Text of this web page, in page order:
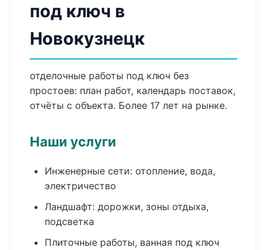
под ключ в
Новокузнецк
отделочные работы под ключ без
простоев: план работ, календарь поставок,
отчёты с объекта. Более 17 лет на рынке.
Наши услуги
Инженерные сети: отопление, вода,
электричество
Ландшафт: дорожки, зоны отдыха,
подсветка
Плиточные работы, ванная под ключ